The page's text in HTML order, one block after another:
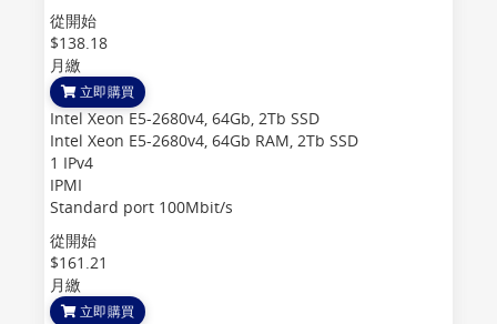
從開始
$138.18
月繳
立即購買
Intel Xeon E5-2680v4, 64Gb, 2Tb SSD
Intel Xeon E5-2680v4, 64Gb RAM, 2Tb SSD
1 IPv4
IPMI
Standard port 100Mbit/s
從開始
$161.21
月繳
立即購買